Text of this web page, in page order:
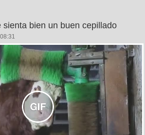
sienta bien un buen cepillado